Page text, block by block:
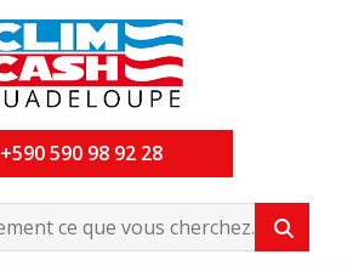
+590 590 98 92 28